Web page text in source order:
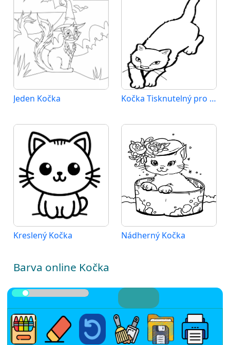
Jeden Kočka Kočka Tisknutelný pro Děti
Kreslený Kočka Nádherný Kočka
Barva online Kočka